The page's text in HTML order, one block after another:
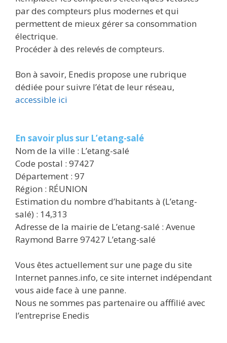
par des compteurs plus modernes et qui
permettent de mieux gérer sa consommation
électrique.
Procéder à des relevés de compteurs.
Bon à savoir, Enedis propose une rubrique
dédiée pour suivre l’état de leur réseau,
accessible ici
En savoir plus sur L’etang-salé
Nom de la ville : L’etang-salé
Code postal : 97427
Département : 97
Région : RÉUNION
Estimation du nombre d’habitants à (L’etang-
salé) : 14,313
Adresse de la mairie de L’etang-salé : Avenue
Raymond Barre 97427 L’etang-salé
Vous êtes actuellement sur une page du site
Internet pannes.info, ce site internet indépendant
vous aide face à une panne.
Nous ne sommes pas partenaire ou afffilié avec
l’entreprise Enedis